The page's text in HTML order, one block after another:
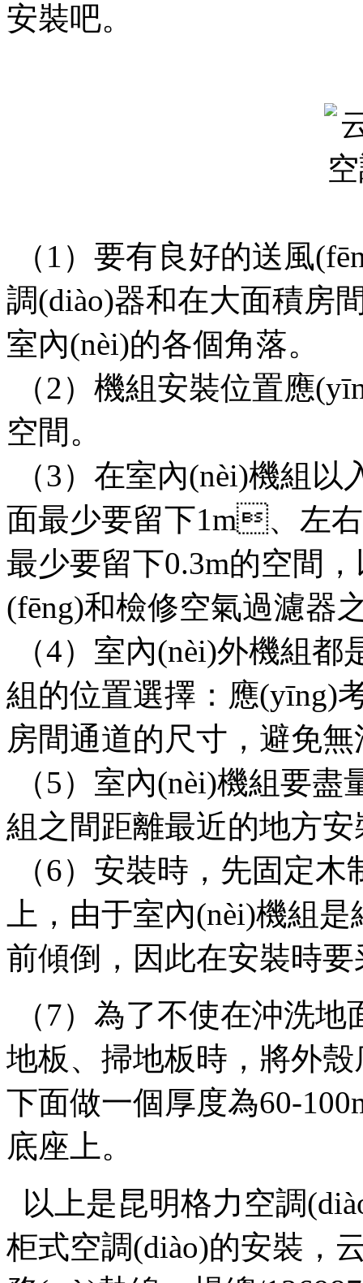
安裝吧。
（1）要有良好的送風
調(diào)器和在大面積房
室內(nèi)的各個角落。
（2）機組安裝位置應
空間。
（3）在室內(nèi)機組以
面最少要留下1m、左
最少要留下0.3m的空間
(fēng)和檢修空氣過濾器之
（4）室內(nèi)外機組
組的位置選擇：應(yīng)
房間通道的尺寸，避免
（5）室內(nèi)機組要盡
組之間距離最近的地方安裝
（6）安裝時，先固定
上，由于室內(nèi)機組
前傾倒，因此在安裝時
（7）為了不使在沖洗地
地板、掃地板時，將外殼
下面做一個厚度為60-
底座上。
以上是昆明格力空調
柜式空調(diào)的安裝 ，